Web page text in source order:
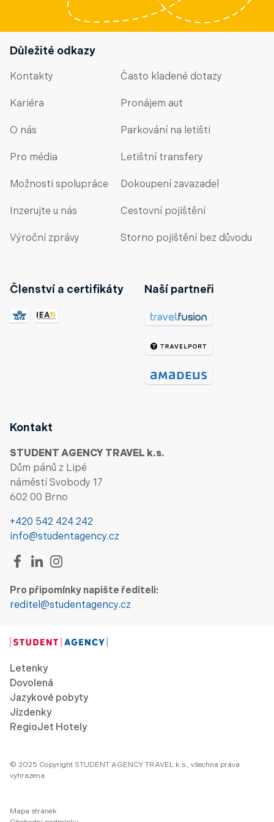
Důležité odkazy
Kontakty
Kariéra
O nás
Pro média
Možnosti spolupráce
Inzerujte u nás
Výroční zprávy
Často kladené dotazy
Pronájem aut
Parkování na letišti
Letištní transfery
Dokoupení zavazadel
Cestovní pojištění
Storno pojištění bez důvodu
Členství a certifikáty Naší partneři
Kontakt
STUDENT AGENCY TRAVEL k.s.
Dům pánů z Lipé
náměstí Svobody 17
602 00 Brno
+420 542 424 242
info@studentagency.cz
Pro připomínky napište řediteli:
reditel@studentagency.cz
Letenky
Dovolená
Jazykové pobyty
Jízdenky
RegioJet Hotely
© 2025 Copyright STUDENT AGENCY TRAVEL k.s., všechna práva
vyhrazena
Mapa stránek